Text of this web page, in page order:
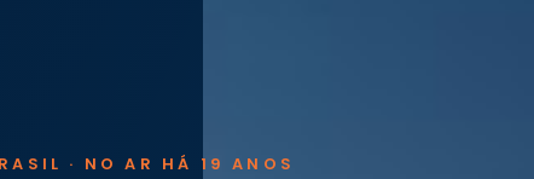
· NO AR HÁ 19 ANOS